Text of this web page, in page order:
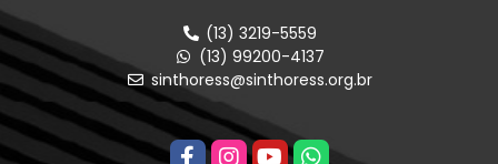
(13) 3219-5559
(13) 99200-4137
sinthoress@sinthoress.org.br